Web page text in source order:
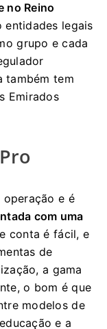
no Reino
entidades legais
grupo e cada
também tem
Emirados
e é
com uma
conta é fácil, e
de
a gama
o bom é que
modelos de
e a